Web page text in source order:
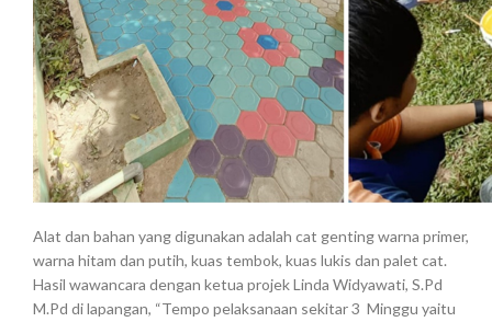
Alat dan bahan yang digunakan adalah cat genting warna primer,
warna hitam dan putih, kuas tembok, kuas lukis dan palet cat.
Hasil wawancara dengan ketua projek Linda Widyawati, S.Pd
M.Pd di lapangan, “Tempo pelaksanaan sekitar 3 Minggu yaitu